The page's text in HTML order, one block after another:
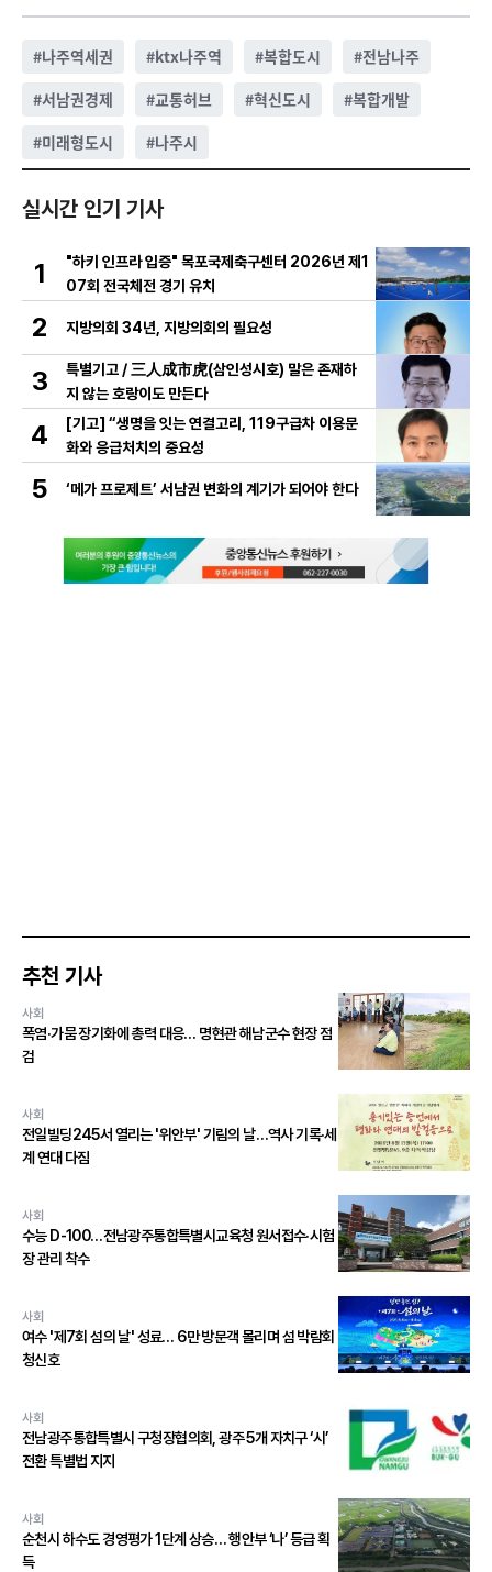
#나주역세권 #ktx나주역 #복합도시 #전남나주
#서남권경제 #교통허브 #혁신도시 #복합개발
#미래형도시 #나주시
실시간 인기 기사
1
"하키 인프라 입증" 목포국제축구센터 2026년 제1
07회 전국체전 경기 유치
2 지방의회 34년, 지방의회의 필요성
3
특별기고 / 三人成市虎(삼인성시호) 말은 존재하
지 않는 호랑이도 만든다
4
[기고] “생명을 잇는 연결고리, 119구급차 이용문
화와 응급처치의 중요성
5 ‘메가 프로제트’ 서남권 변화의 계기가 되어야 한다
추천 기사
사회
폭염·가뭄 장기화에 총력 대응… 명현관 해남군수 현장 점
검
사회
전일빌딩245서 열리는 '위안부' 기림의 날…역사 기록·세
계 연대 다짐
사회
수능 D-100…전남광주통합특별시교육청 원서접수·시험
장 관리 착수
사회
여수 '제7회 섬의 날' 성료… 6만 방문객 몰리며 섬 박람회
청신호
사회
전남광주통합특별시 구청장협의회, 광주 5개 자치구 ‘시’
전환 특별법 지지
사회
순천시 하수도 경영평가 1단계 상승… 행안부 ‘나’ 등급 획
득